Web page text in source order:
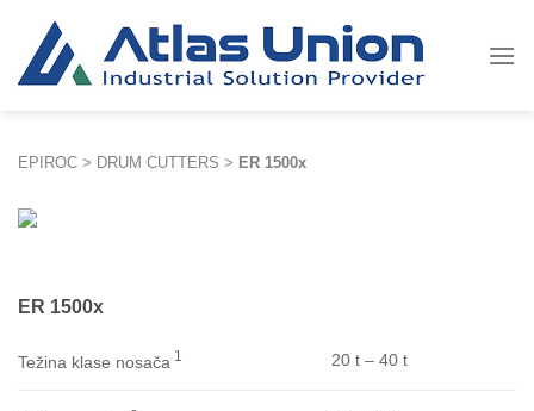
content
EPIROC > DRUM CUTTERS > ER 1500x
ER 1500x
Težina klase nosača 1 20 t – 40 t